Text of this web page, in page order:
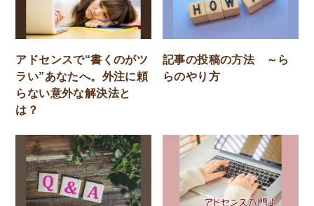
アドセンスで“書くのがツ
ラい”あなたへ。外注に頼
らない意外な解決法と
は？
記事の投稿の方法 ～ら
らのやり方